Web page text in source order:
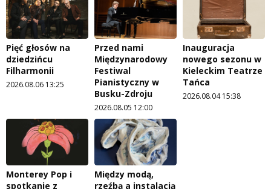
Pięć głosów na
dziedzińcu
Filharmonii
2026.08.06 13:25
Przed nami
Międzynarodowy
Festiwal
Pianistyczny w
Busku-Zdroju
2026.08.05 12:00
Inauguracja
nowego sezonu w
Kieleckim Teatrze
Tańca
2026.08.04 15:38
Monterey Pop i
spotkanie z
Między modą,
rzeźbą a instalacją